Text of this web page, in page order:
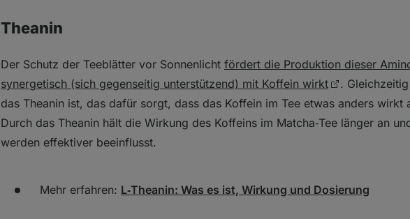
Theanin
Der Schutz der Teeblätter vor Sonnenlicht fördert die Produktion dieser
synergetisch (sich gegenseitig unterstützend) mit Koffein wirkt
.
das Theanin ist, das dafür sorgt, dass das Koffein im Tee etwas anders wirkt
Durch das Theanin hält die Wirkung des Koffeins im Matcha‑Tee länger an
werden effektiver beeinflusst.
Mehr erfahren: L‑Theanin: Was es ist, Wirkung und Dosierung